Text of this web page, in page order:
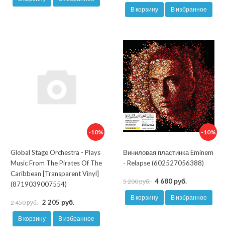
В корзину В избранное
-10%
Global Stage Orchestra - Plays
Music From The Pirates Of The
Caribbean [Transparent Vinyl]
(8719039007554)
2 450 руб. 2 205 руб.
В корзину В избранное
-10%
Виниловая пластинка Eminem
- Relapse (602527056388)
5 200 руб. 4 680 руб.
В корзину В избранное